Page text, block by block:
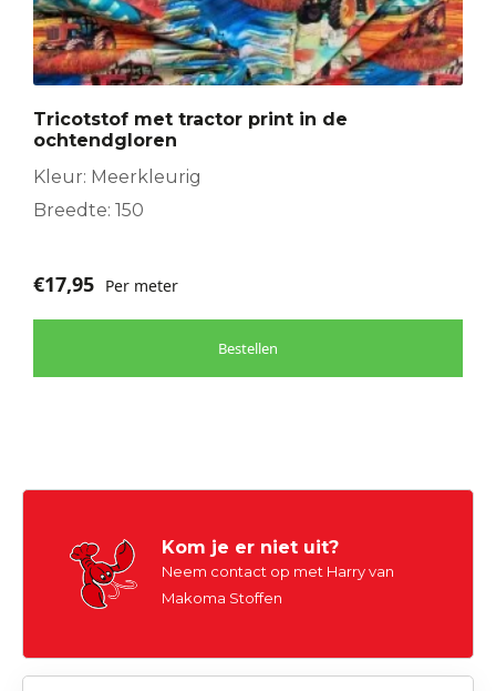
Tricotstof met tractor print in de
ochtendgloren
Kleur: Meerkleurig
Breedte: 150
€17,95 Per meter
Bestellen
Kom je er niet uit?
Neem contact op met Harry van
Makoma Stoffen